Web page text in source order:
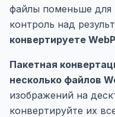
файлы поменьше
контроль над
конвертируете
Пакетная
несколько файлов
изображений на
конвертируйте их